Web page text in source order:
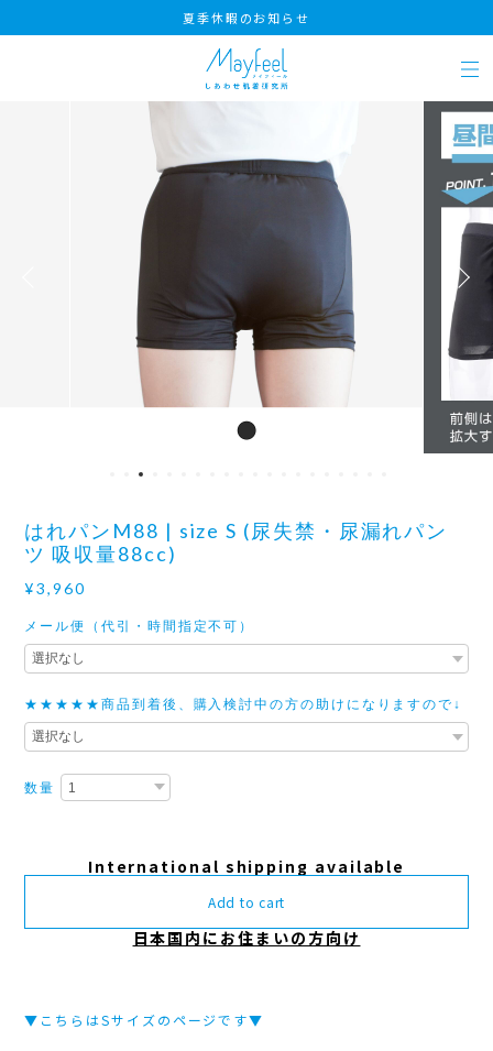
夏季休暇のお知らせ
はれパンM88 | size S (尿失禁・尿漏れパン
ツ 吸収量88cc)
¥3,960
メール便（代引・時間指定不可）
★★★★★商品到着後、購入検討中の方の助けになりますので↓
数量
International shipping available
Add to cart
日本国内にお住まいの方向け
▼こちらはSサイズのページです▼